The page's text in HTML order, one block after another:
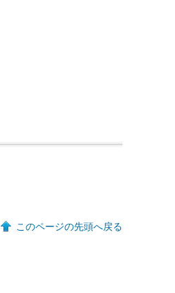
このページの先頭へ戻る